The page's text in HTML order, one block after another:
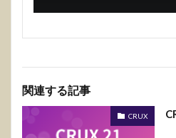
関連する記事
CRUX